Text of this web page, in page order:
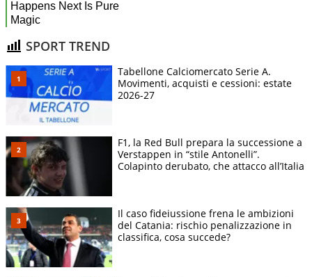
SPORT TREND
Tabellone Calciomercato Serie A.
Movimenti, acquisti e cessioni: estate
2026-27
F1, la Red Bull prepara la successione a
Verstappen in “stile Antonelli”.
Colapinto derubato, che attacco all’Italia
Il caso fideiussione frena le ambizioni
del Catania: rischio penalizzazione in
classifica, cosa succede?